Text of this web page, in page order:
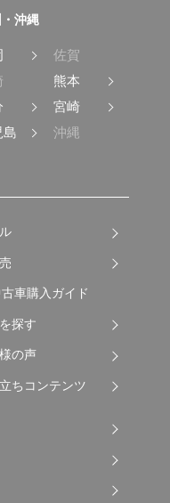
沖縄
佐賀
熊本
宮崎
島
沖縄
車購入ガイド
探す
の声
ちコンテンツ